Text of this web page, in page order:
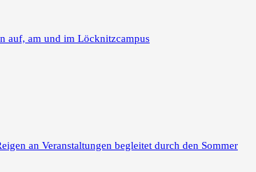
auf, am und im Löcknitzcampus
an Veranstaltungen begleitet durch den Sommer